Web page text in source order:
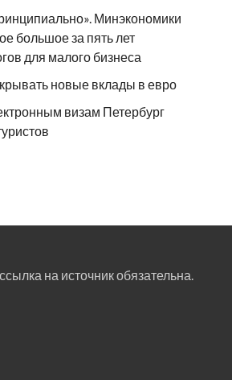
Минэкономики
большое за пять лет
для малого бизнеса
новые вклады в евро
визам Петербург
на источник обязательна.